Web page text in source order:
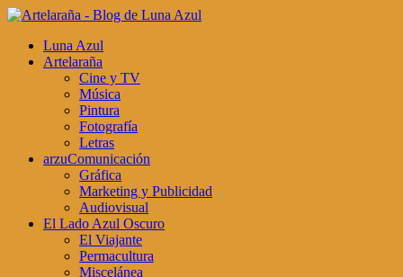
Luna Azul
Artelaraña
Cine y TV
Música
Pintura
Fotografía
Letras
arzuComunicación
Gráfica
Marketing y Publicidad
Audiovisual
El Lado Azul Oscuro
El Viajante
Permacultura
Miscelánea